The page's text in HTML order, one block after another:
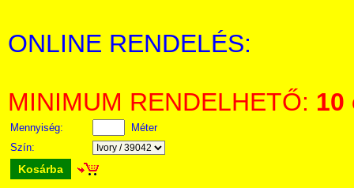
ONLINE RENDELÉS:
MINIMUM RENDELHETŐ: 10
Mennyiség:
Méter
Szín:
Kosárba